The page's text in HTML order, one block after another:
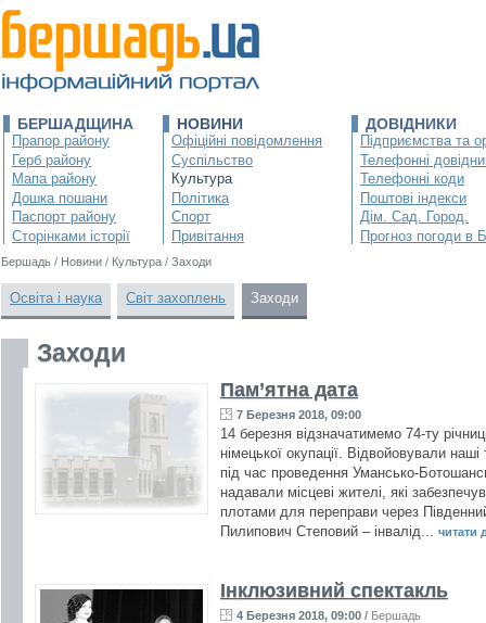
БЕРШАДЩИНА
Прапор району
Герб району
Мапа району
Дошка пошани
Паспорт району
Сторінками історії
НОВИНИ
Офіційні повідомлення
Суспільство
Культура
Політика
Спорт
Привітання
ДОВІДНИКИ
Підприємства та
Телефонні
Телефонні коди
Поштові індекси
Дім. Сад. Город.
Прогноз погоди в
Бершадь / Новини / Культура / Заходи
Освіта і наука Світ захоплень Заходи
Заходи
Пам’ятна дата
7 Березня 2018, 09:00
14 березня відзначатимемо 74-ту
німецької окупації. Відвойовували наші
під час проведення Умансько-
надавали місцеві жителі, які
плотами для переправи через
Пилипович Степовий – інвалід...
читати
Інклюзивний спектакль
4 Березня 2018, 09:00 / Бершадь